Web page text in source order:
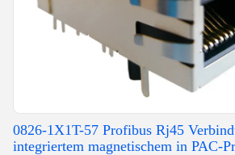
0826-1X1T-57 Profibus Rj45
integriertem magnetischem in PAC-